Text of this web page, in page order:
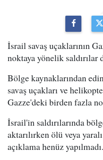
İsrail savaş uçaklarının
noktaya yönelik
Bölge kaynaklarından
savaş uçakları ve
Gazze'deki birden fazla
İsrail'in saldırılarında
aktarılırken ölü veya
açıklama henüz yapılmadı.